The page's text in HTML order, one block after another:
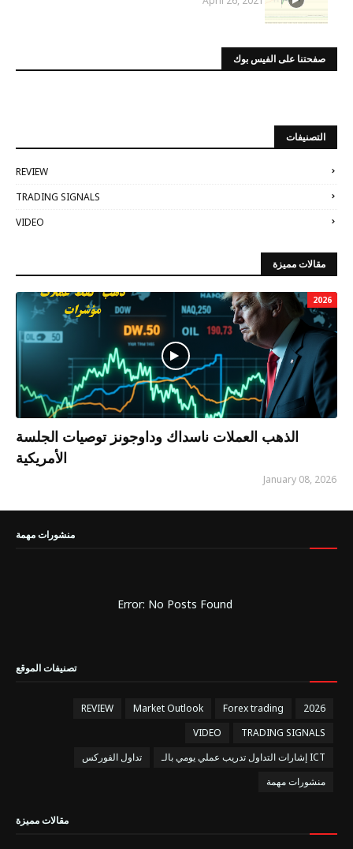
صفحتنا على الفيس بوك
التصنيفات
REVIEW
TRADING SIGNALS
VIDEO
مقالات مميزة
2026
الذهب العملات ناسداك وداوجونز توصيات الجلسة
الأمريكية
January 08, 2026
منشورات مهمة
Error: No Posts Found
تصنيفات الموقع
2026
Forex trading
Market Outlook
REVIEW
TRADING SIGNALS
VIDEO
إشارات التداول تدريب عملي يومي بالـ ICT
تداول الفوركس
منشورات مهمة
مقالات مميزة